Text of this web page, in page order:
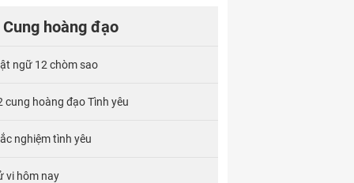
Cung hoàng đạo
ngữ 12 chòm sao
cung hoàng đạo Tình yêu
nghiệm tình yêu
vi hôm nay